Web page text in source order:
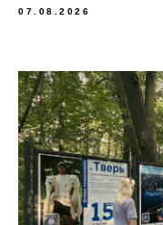
07.08.2026